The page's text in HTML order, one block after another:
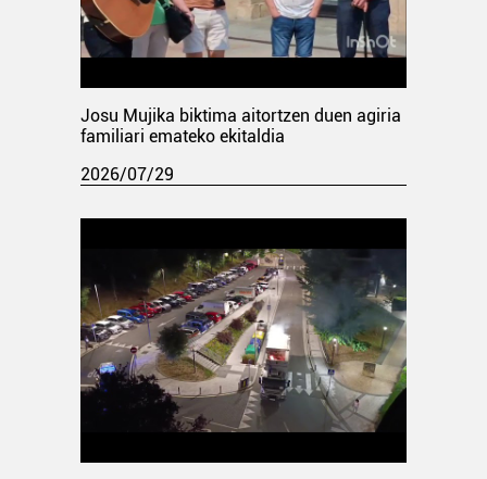
Josu Mujika biktima aitortzen duen agiria
familiari emateko ekitaldia
2026/07/29